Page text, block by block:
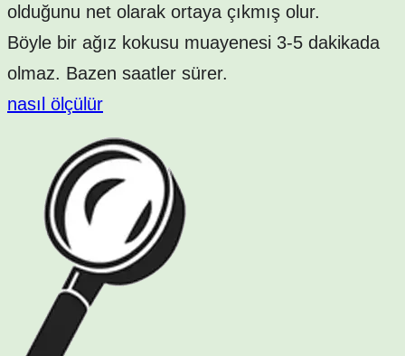
olduğunu net olarak ortaya çıkmış olur.
Böyle bir ağız kokusu muayenesi 3-5 dakikada
olmaz. Bazen saatler sürer.
nasıl ölçülür